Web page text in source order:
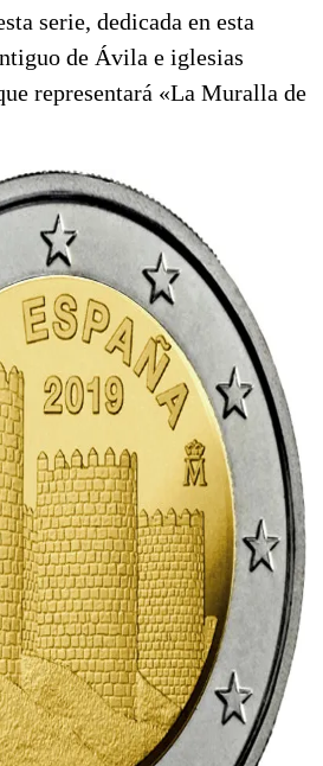
serie, dedicada en esta
de Ávila e iglesias
representará «La Muralla de